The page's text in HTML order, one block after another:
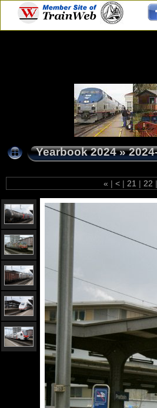
Yearbook 2024»
« | < | 21 | 22 |